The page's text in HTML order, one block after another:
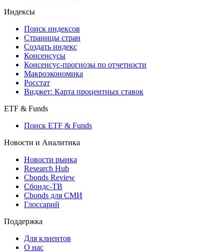
Кредиты
Поиск кредитов
Индексы
Поиск индексов
Страницы стран
Создать индекс
Консенсусы
Консенсус-прогнозы по отчетности
Макроэкономика
Виджет: Карта процентных ставок
ETF & Funds
Поиск ETF & Funds
Новости и Аналитика
Новости рынка
Research Hub
Cbonds Review
Сбондс-ТВ
Глоссарий